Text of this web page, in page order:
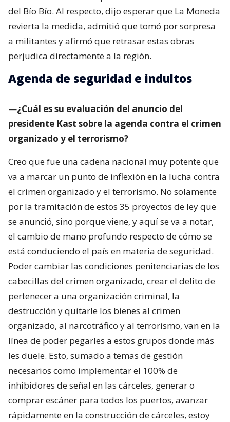
del Bío Bío. Al respecto, dijo esperar que La Moneda
revierta la medida, admitió que tomó por sorpresa
a militantes y afirmó que retrasar estas obras
perjudica directamente a la región.
Agenda de seguridad e indultos
—¿Cuál es su evaluación del anuncio del
presidente Kast sobre la agenda contra el crimen
organizado y el terrorismo?
Creo que fue una cadena nacional muy potente que
va a marcar un punto de inflexión en la lucha contra
el crimen organizado y el terrorismo. No solamente
por la tramitación de estos 35 proyectos de ley que
se anunció, sino porque viene, y aquí se va a notar,
el cambio de mano profundo respecto de cómo se
está conduciendo el país en materia de seguridad.
Poder cambiar las condiciones penitenciarias de los
cabecillas del crimen organizado, crear el delito de
pertenecer a una organización criminal, la
destrucción y quitarle los bienes al crimen
organizado, al narcotráfico y al terrorismo, van en la
línea de poder pegarles a estos grupos donde más
les duele. Esto, sumado a temas de gestión
necesarios como implementar el 100% de
inhibidores de señal en las cárceles, generar o
comprar escáner para todos los puertos, avanzar
rápidamente en la construcción de cárceles, estoy